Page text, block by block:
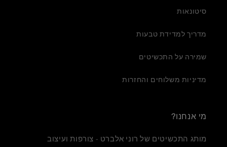
סיטונאות
מדריך למדידת טבעות
שמירה על התכשיטים
מדיניות משלוחים והחזרות
מי אנחנו?
מותג התכשיטים של רוני אלברט - צורפות ועיצוב